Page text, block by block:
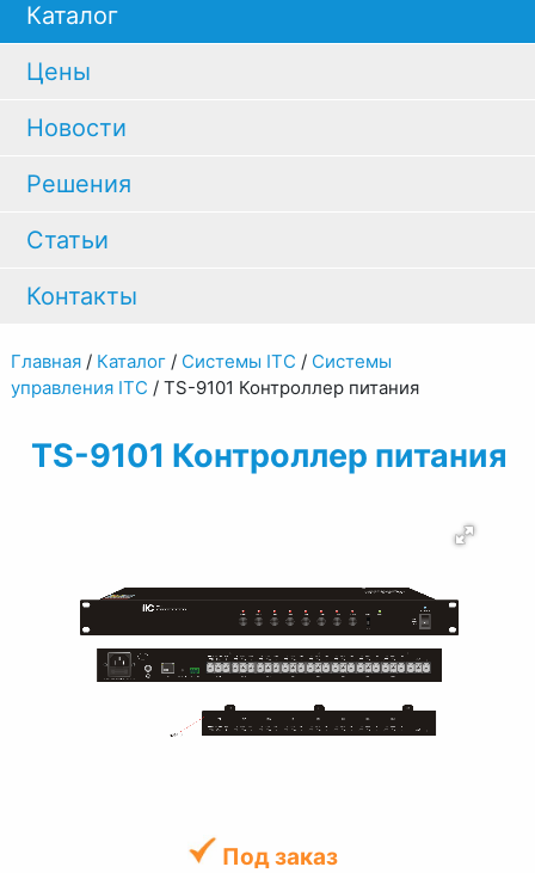
Каталог
Цены
Новости
Решения
Статьи
Контакты
Главная/ Каталог/ Системы ITC / Системы
управления ITC / TS-9101 Контроллер питания
TS-9101 Контроллер питания
Под заказ